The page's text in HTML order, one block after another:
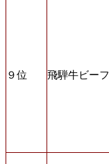
９位 飛騨牛ビー